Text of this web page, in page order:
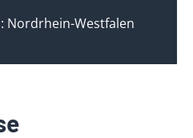
Nordrhein-Westfalen